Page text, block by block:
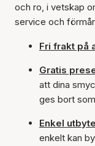
och ro, i vetskap
service och
Fri frakt på
Gratis
att dina
ges bort
Enkel
enkelt kan